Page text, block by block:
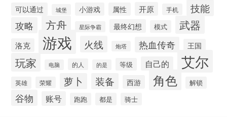
可以通过 城堡 小游戏 属性 开原 手机 技能
攻略 方舟 星际争霸 最终幻想 模式 武器
洛克 游戏 火线 炮塔 热血传奇 王国
玩家 电脑 的人 的是 等级 自己的 艾尔
英雄 荣耀 萝卜 装备 西游 角色 解锁
谷物 账号 跑跑 都是 骑士